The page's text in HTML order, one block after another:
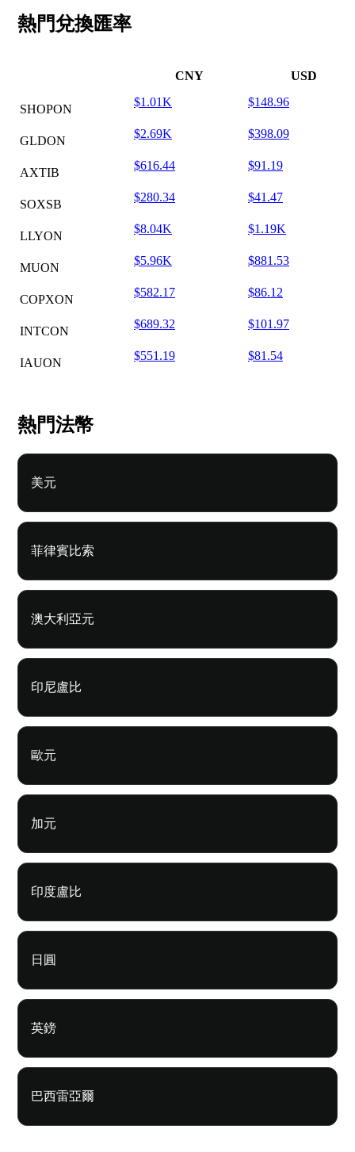
熱門兌換匯率
CNY USD
SHOPON
$1.01K $148.96
GLDON
$2.69K $398.09
AXTIB
$616.44 $91.19
SOXSB
$280.34 $41.47
LLYON
$8.04K $1.19K
MUON
$5.96K $881.53
COPXON
$582.17 $86.12
INTCON
$689.32 $101.97
IAUON
$551.19 $81.54
熱門法幣
美元
菲律賓比索
澳大利亞元
印尼盧比
歐元
加元
印度盧比
日圓
英鎊
巴西雷亞爾